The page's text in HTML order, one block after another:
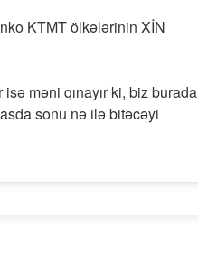
KTMT ölkələrinin XİN
məni qınayır ki, biz burada
sonu nə ilə bitəcəyi